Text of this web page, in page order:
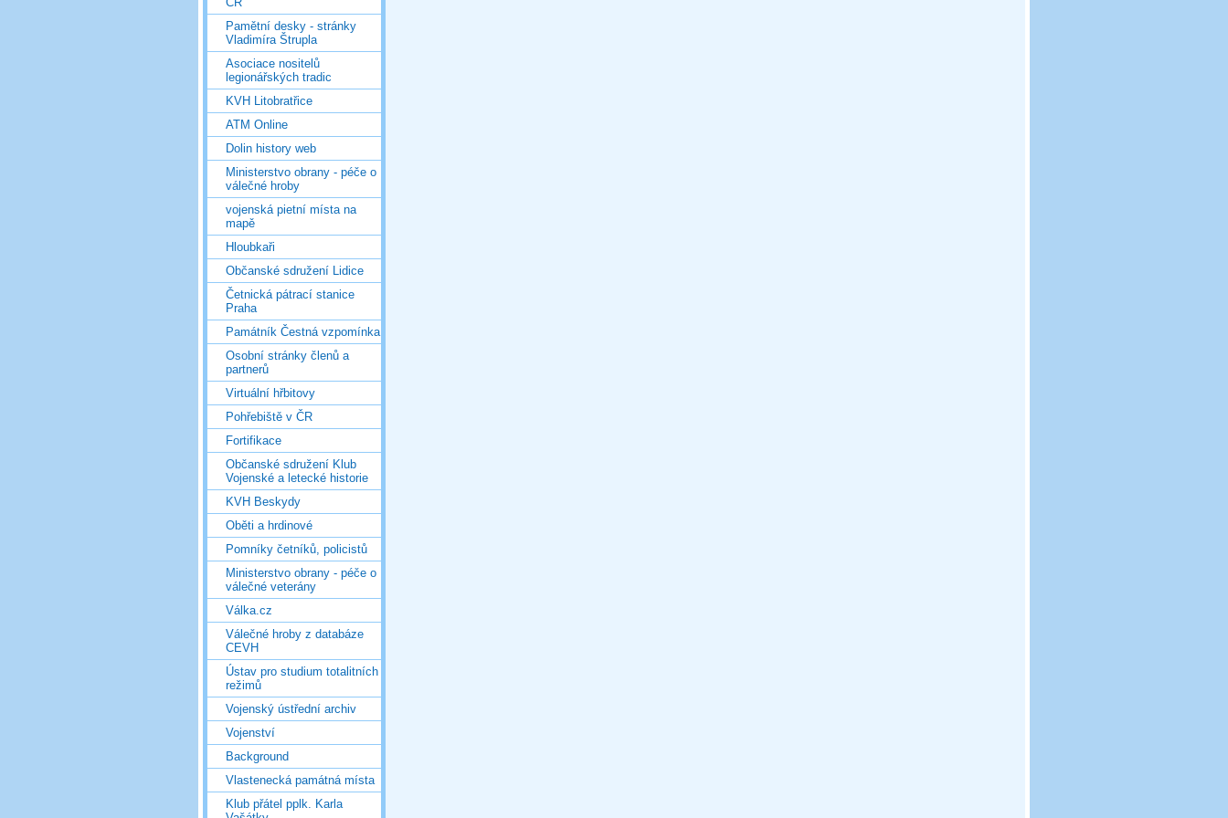
Pamětní desky - stránky
Vladimíra Štrupla
Asociace nositelů
legionářských tradic
KVH Litobratřice
ATM Online
Dolin history web
Ministerstvo obrany - péče o
válečné hroby
vojenská pietní místa na
mapě
Hloubkaři
Občanské sdružení Lidice
Četnická pátrací stanice
Praha
Památník Čestná vzpomínka
Osobní stránky členů a
partnerů
Virtuální hřbitovy
Pohřebiště v ČR
Fortifikace
Občanské sdružení Klub
Vojenské a letecké historie
KVH Beskydy
Oběti a hrdinové
Pomníky četníků, policistů
Ministerstvo obrany - péče o
válečné veterány
Válka.cz
Válečné hroby z databáze
CEVH
Ústav pro studium totalitních
režimů
Vojenský ústřední archiv
Vojenství
Background
Vlastenecká památná místa
Klub přátel pplk. Karla